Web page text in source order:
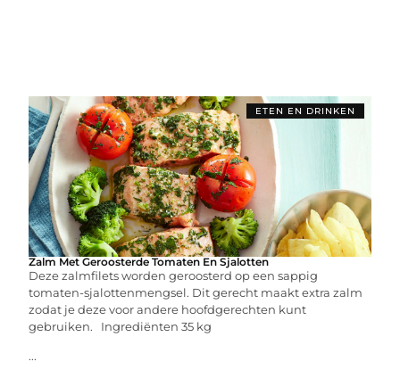
ETEN EN DRINKEN
Zalm Met Geroosterde Tomaten En Sjalotten
Deze zalmfilets worden geroosterd op een sappig
tomaten-sjalottenmengsel. Dit gerecht maakt extra zalm
zodat je deze voor andere hoofdgerechten kunt
gebruiken. Ingrediënten 35 kg
...